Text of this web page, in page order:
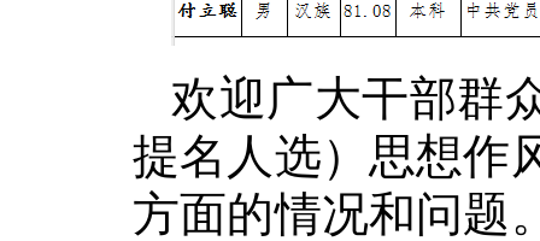
欢迎广大干部群
提名人选）思想作
方面的情况和问题